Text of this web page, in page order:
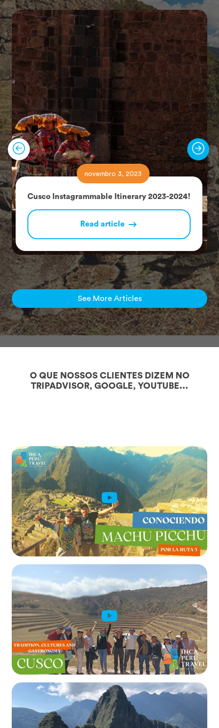
novembro 3, 2023
Cusco Instagrammable Itinerary 2023-2024!
Read article
See More Articles
O QUE NOSSOS CLIENTES DIZEM NO
TRIPADVISOR, GOOGLE, YOUTUBE...